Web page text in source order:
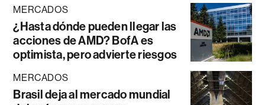
MERCADOS
¿Hasta dónde pueden llegar las
acciones de AMD? BofA es
optimista, pero advierte riesgos
MERCADOS
Brasil deja al mercado mundial